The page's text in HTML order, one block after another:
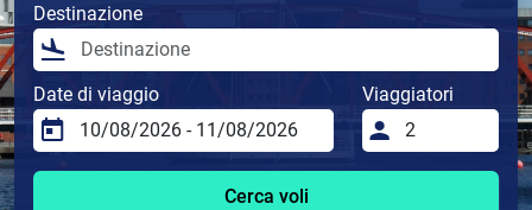
Destinazione
Date di viaggio Viaggiatori
Cerca voli